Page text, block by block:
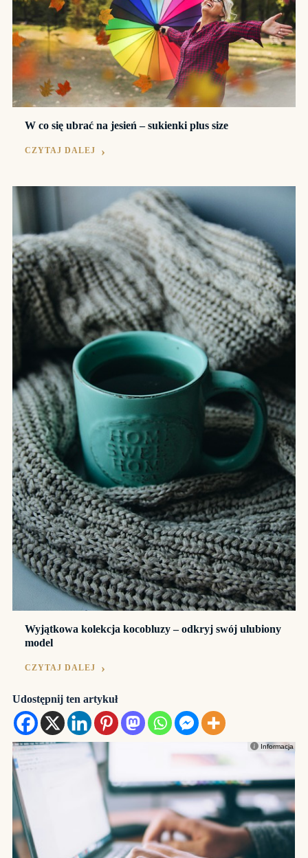
W co się ubrać na jesień – sukienki plus size
CZYTAJ DALEJ
Wyjątkowa kolekcja kocobluzy – odkryj swój ulubiony
model
CZYTAJ DALEJ
Udostępnij ten artykuł